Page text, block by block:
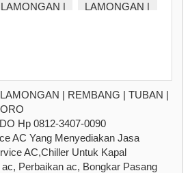
| REMBANG | TUBAN |
Hp 0812-3407-0090
AC Yang Menyediakan Jasa
AC,Chiller Untuk Kapal
Perbaikan ac, Bongkar Pasang